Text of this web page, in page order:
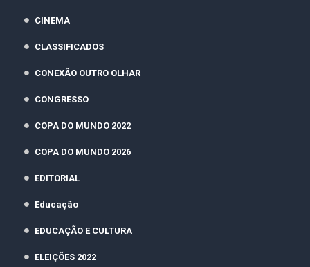
CINEMA
CLASSIFICADOS
CONEXÃO OUTRO OLHAR
CONGRESSO
COPA DO MUNDO 2022
COPA DO MUNDO 2026
EDITORIAL
Educação
EDUCAÇÃO E CULTURA
ELEIÇÕES 2022